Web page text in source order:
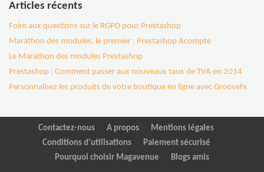
Articles récents
Foire aux questions sur le RGPD pour Prestashop
Marathon des modules, le premier : Prestashop Acompte
Le Marathon des modules Prestashop
Prestashop : Comment passer aux nouveaux taux de TVA en 2014
Personnalisez les produits de votre boutique en ligne avec Groovefx
Contactez-nous A propos
Mentions légales
Conditions d'utilisations
Paiement sécurisé
Pourquoi choisir Magavenue
Blogs amis